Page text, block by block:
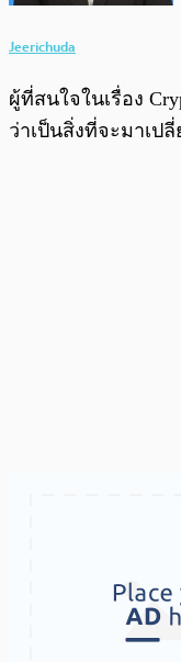
Jeerichuda
ผู้ที่สนใจในเรื่อง
ว่าเป็นสิ่งที่จะมาเป